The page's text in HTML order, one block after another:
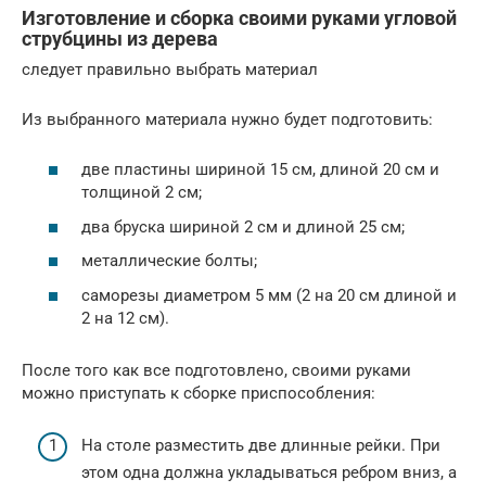
Изготовление и сборка своими руками угловой
струбцины из дерева
следует правильно выбрать материал
Из выбранного материала нужно будет подготовить:
две пластины шириной 15 см, длиной 20 см и
толщиной 2 см;
два бруска шириной 2 см и длиной 25 см;
металлические болты;
саморезы диаметром 5 мм (2 на 20 см длиной и
2 на 12 см).
После того как все подготовлено, своими руками
можно приступать к сборке приспособления:
На столе разместить две длинные рейки. При
этом одна должна укладываться ребром вниз, а